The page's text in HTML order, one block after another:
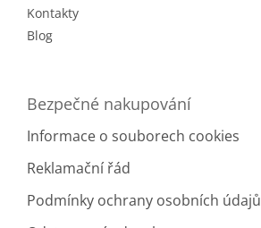
Kontakty
Blog
Bezpečné nakupování
Informace o souborech cookies
Reklamační řád
Podmínky ochrany osobních údajů